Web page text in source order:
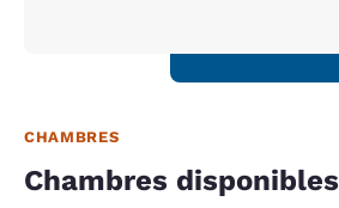
CHAMBRES
Chambres disponibles